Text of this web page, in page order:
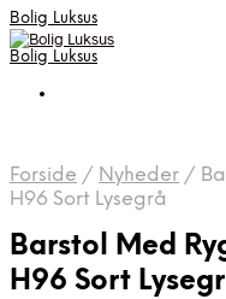
Bolig Luksus
Bolig Luksus
Forside / Nyheder /
H96 Sort Lysegrå
Barstol Med
H96 Sort